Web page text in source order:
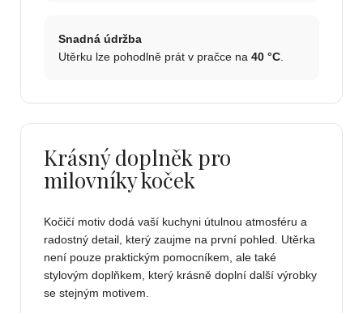
Snadná údržba
Utěrku lze pohodlně prát v pračce na 40 °C
Krásný doplněk pro
milovníky koček
Kočičí motiv dodá vaší kuchyni útulnou atmosféru a
radostný detail, který zaujme na první pohled. Utěrka
není pouze praktickým pomocníkem, ale také
stylovým doplňkem, který krásně doplní další výrobky
se stejným motivem.